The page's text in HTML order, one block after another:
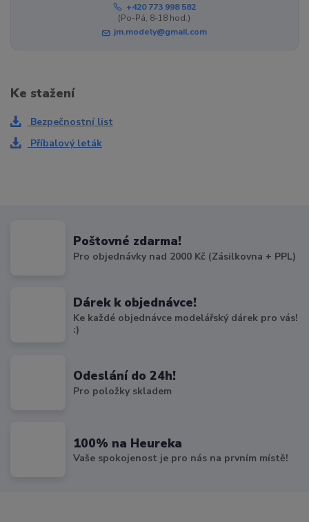
+420 773 998 582
(Po-Pá, 8-18 hod.)
jm.modely@gmail.com
Ke stažení
Bezpečnostní list
Příbalový leták
Poštovné zdarma!
Pro objednávky nad 2000 Kč (Zásilkovna + PPL)
Dárek k objednávce!
Ke každé objednávce modelářský dárek pro vás!
:)
Odeslání do 24h!
Pro položky skladem
100% na Heureka
Vaše spokojenost je pro nás na prvním místě!